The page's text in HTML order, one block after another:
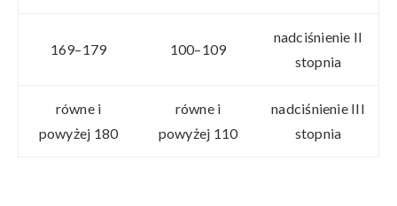
169–179 100–109
nadciśnienie II
stopnia
równe i
powyżej 180
równe i
powyżej 110
nadciśnienie III
stopnia